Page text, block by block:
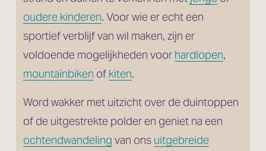
oudere kinderen. Voor wie er echt een
sportief verblijf van wil maken, zijn er
voldoende mogelijkheden voor hardlopen
mountainbiken of kiten.
Word wakker met uitzicht over de duintoppen
ochtendwandeling van ons uitgebreide